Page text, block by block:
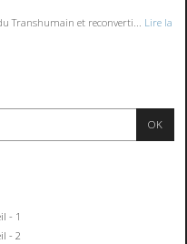
Transhumain et reconverti...
Lire la
- 1
- 2